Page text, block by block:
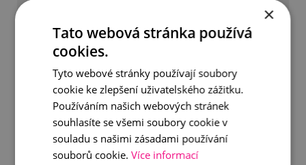
Pozlacený ocelový náramek s perlami
×
Tato webová stránka používá
cookies.
Tyto webové stránky používají soubory
cookie ke zlepšení uživatelského zážitku.
Používáním našich webových stránek
souhlasíte se všemi soubory cookie v
souladu s našimi zásadami používání
souborů cookie. Více informací